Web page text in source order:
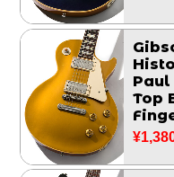
Paul
Top